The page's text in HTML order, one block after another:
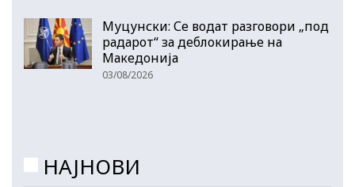
Муцунски: Се водат разговори „под
радарот“ за деблокирање на
Македонија
03/08/2026
НАЈНОВИ